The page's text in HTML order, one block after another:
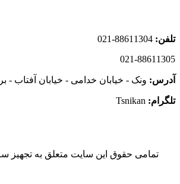
تلفن: 88611304-021
021-88611305
آدرس: ونک - خیابان خدامی - خیابان آفتاب -
تلگرام: Tsnikan
تمامی حقوق این سایت متعلق به تجهیز